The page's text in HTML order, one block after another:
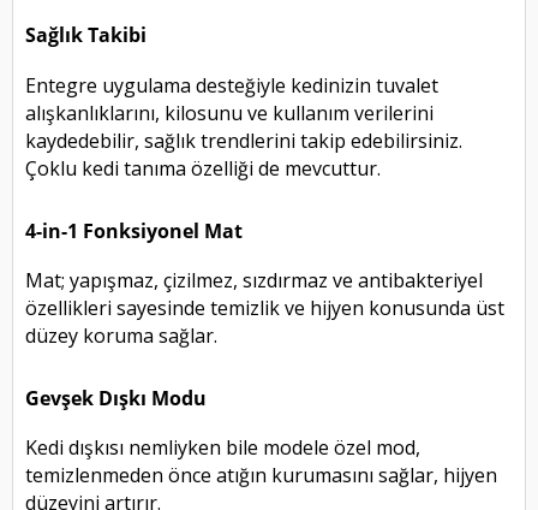
Sağlık Takibi
Entegre uygulama desteğiyle kedinizin tuvalet
alışkanlıklarını, kilosunu ve kullanım verilerini
kaydedebilir, sağlık trendlerini takip edebilirsiniz.
Çoklu kedi tanıma özelliği de mevcuttur.
4-in-1 Fonksiyonel Mat
Mat; yapışmaz, çizilmez, sızdırmaz ve antibakteriyel
özellikleri sayesinde temizlik ve hijyen konusunda üst
düzey koruma sağlar.
Gevşek Dışkı Modu
Kedi dışkısı nemliyken bile modele özel mod,
temizlenmeden önce atığın kurumasını sağlar, hijyen
düzeyini artırır.